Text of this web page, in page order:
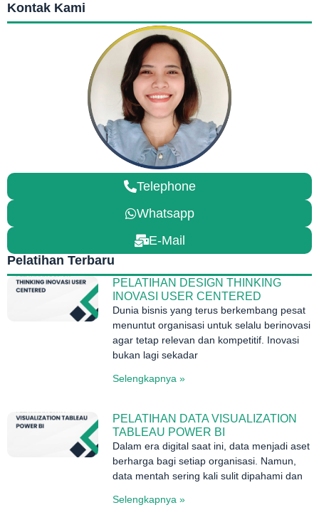
Kontak Kami
Telephone
Whatsapp
E-Mail
Pelatihan Terbaru
PELATIHAN DESIGN THINKING
INOVASI USER CENTERED
Dunia bisnis yang terus berkembang pesat
menuntut organisasi untuk selalu berinovasi
agar tetap relevan dan kompetitif. Inovasi
bukan lagi sekadar
Selengkapnya »
PELATIHAN DATA VISUALIZATION
TABLEAU POWER BI
Dalam era digital saat ini, data menjadi aset
berharga bagi setiap organisasi. Namun,
data mentah sering kali sulit dipahami dan
Selengkapnya »